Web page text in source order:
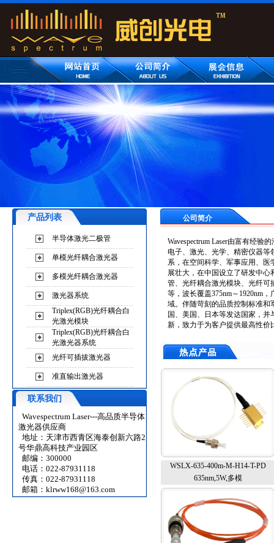
产品列表
半导体激光二极管
单模光纤耦合激光器
多模光纤耦合激光器
激光器系统
Triplex(RGB)光纤耦合白
光激光模块
Triplex(RGB)光纤耦合白
光激光器系统
光纤可插拔激光器
准直输出激光器
联系我们
Wavespectrum Laser---高品质半导体
激光器供应商
地址：天津市西青区海泰创新六路2
号华鼎高科技产业园区
邮编：300000
电话：022-87931118
传真：022-87931118
邮箱： klrww168@163.com
公司简介
Wavespectrum Laser由富有经
电子、激光、光学、精密仪器等
系，在空间科学、军事应用、
展壮大，在中国设立了研发中
管、光纤耦合激光模块、光纤可
等，波长覆盖375nm～1920nm
域。伴随苛刻的品质控制标准和
国、美国、日本等发达国家，
新，致力于为客户提供最高性价
WSLX-635-400m-M-H14-T-PD
635nm,5W,多模